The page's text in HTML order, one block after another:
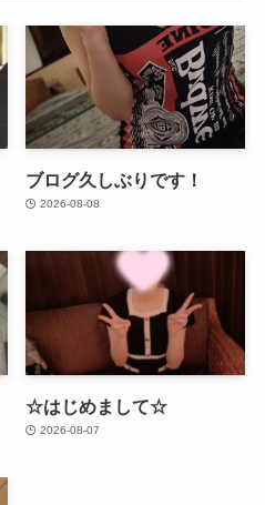
ブログ久しぶりです！
2026-08-08
☆はじめまして☆
2026-08-07